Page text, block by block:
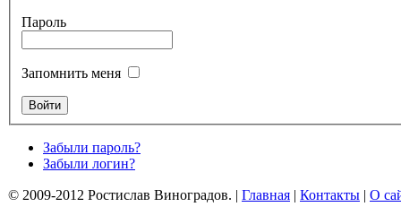
Пароль
Запомнить меня
Забыли пароль?
Забыли логин?
© 2009-2012 Ростислав Виноградов. Главная Контакты О